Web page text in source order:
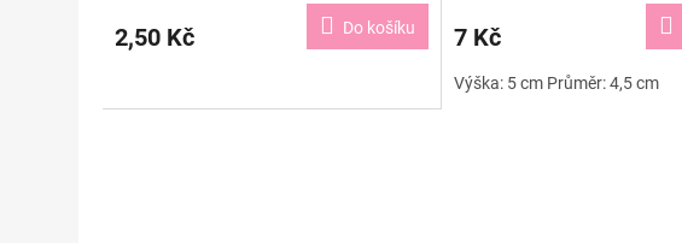
2,50 Kč Do košíku 7 Kč
Výška: 5 cm Průměr: 4,5 cm